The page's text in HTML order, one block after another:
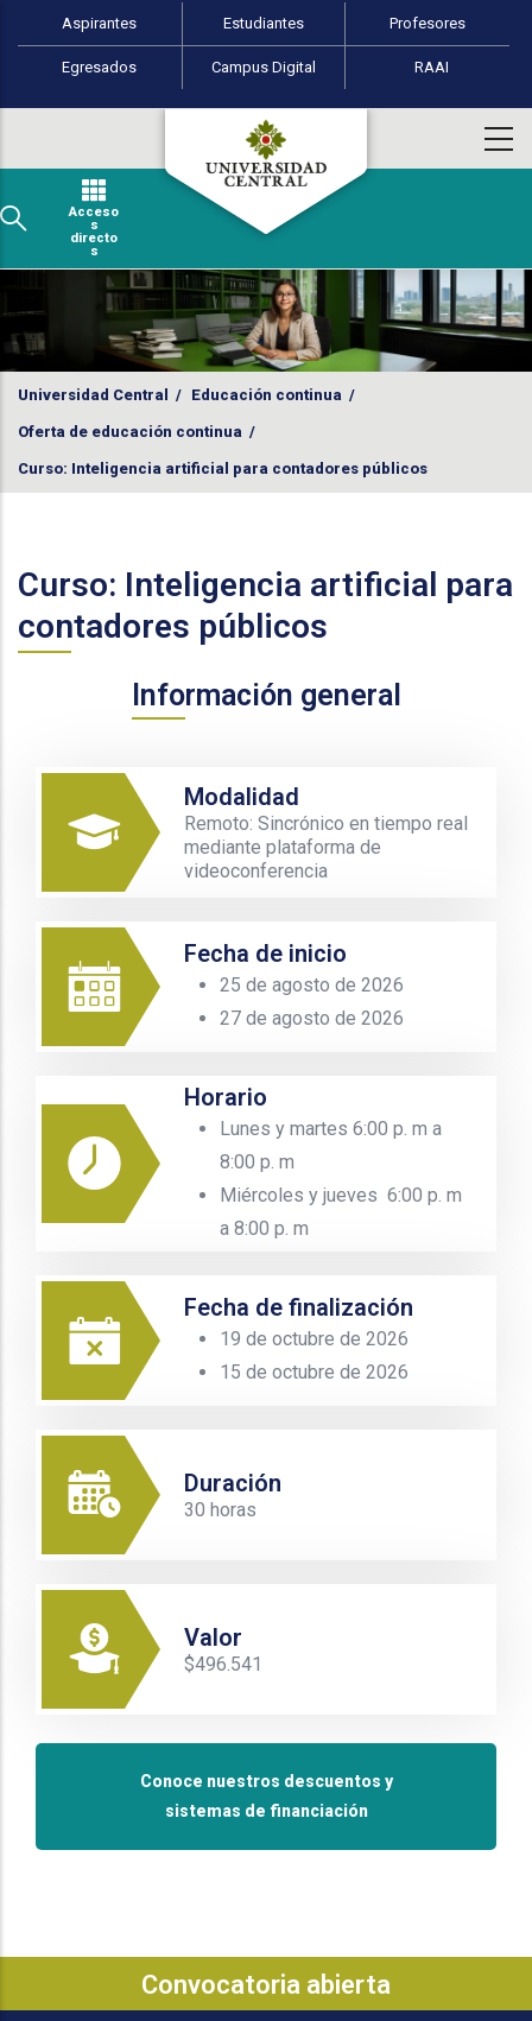
Pasar al contenido principal
Perfiles de usuario
Aspirantes Estudiantes Profesores
Egresados Campus Digital RAAI
Acceso
s
directo
s
Universidad Central / Educación continua /
Oferta de educación continua /
Curso: Inteligencia artificial para contadores públicos
Curso: Inteligencia artificial para
contadores públicos
Información general
Modalidad
Remoto: Sincrónico en tiempo real
mediante plataforma de
videoconferencia
Fecha de inicio
25 de agosto de 2026
27 de agosto de 2026
Horario
Lunes y martes 6:00 p. m a
8:00 p. m
Miércoles y jueves 6:00 p. m
a 8:00 p. m
Fecha de finalización
19 de octubre de 2026
15 de octubre de 2026
Duración
30 horas
Valor
$496.541
Conoce nuestros descuentos y
sistemas de financiación
Convocatoria abierta